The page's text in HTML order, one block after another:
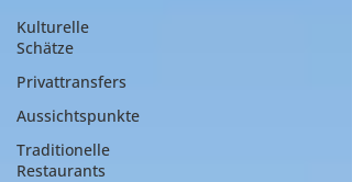
Kulturelle
Schätze
Privattransfers
Aussichtspunkte
Traditionelle
Restaurants